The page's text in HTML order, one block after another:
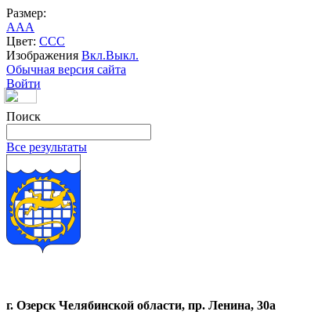
Размер:
AAA
Цвет: CCC
Изображения Вкл.Выкл.
Обычная версия сайта
Войти
Поиск
Все результаты
г. Озерск Челябинской области, пр. Ленина, 30а